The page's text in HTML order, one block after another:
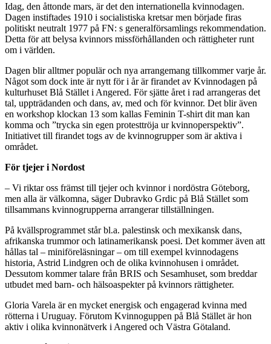
Idag, den åttonde mars, är det den internationella kvinnodagen.
Dagen instiftades 1910 i socialistiska kretsar men började firas
politiskt neutralt 1977 på FN: s generalförsamlings rekommendation.
Detta för att belysa kvinnors missförhållanden och rättigheter runt
om i världen.
Dagen blir alltmer populär och nya arrangemang tillkommer varje år.
Något som dock inte är nytt för i år är firandet av Kvinnodagen på
kulturhuset Blå Stället i Angered. För sjätte året i rad arrangeras det
tal, uppträdanden och dans, av, med och för kvinnor. Det blir även
en workshop klockan 13 som kallas Feminin T-shirt dit man kan
komma och ”trycka sin egen protesttröja ur kvinnoperspektiv”.
Initiativet till firandet togs av de kvinnogrupper som är aktiva i
området.
För tjejer i Nordost
– Vi riktar oss främst till tjejer och kvinnor i nordöstra Göteborg,
men alla är välkomna, säger Dubravko Grdic på Blå Stället som
tillsammans kvinnogrupperna arrangerar tillställningen.
På kvällsprogrammet står bl.a. palestinsk och mexikansk dans,
afrikanska trummor och latinamerikansk poesi. Det kommer även att
hållas tal – miniföreläsningar – om till exempel kvinnodagens
historia, Astrid Lindgren och de olika kvinnohusen i området.
Dessutom kommer talare från BRIS och Sesamhuset, som breddar
utbudet med barn- och hälsoaspekter på kvinnors rättigheter.
Gloria Varela är en mycket energisk och engagerad kvinna med
rötterna i Uruguay. Förutom Kvinnoguppen på Blå Stället är hon
aktiv i olika kvinnonätverk i Angered och Västra Götaland.